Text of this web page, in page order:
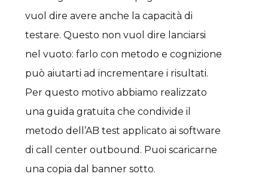
vuol dire avere anche la capacità di
testare. Questo non vuol dire lanciarsi
nel vuoto: farlo con metodo e cognizione
può aiutarti ad incrementare i risultati.
Per questo motivo abbiamo realizzato
una guida gratuita che condivide il
metodo dell’AB test applicato ai software
di call center outbound. Puoi scaricarne
una copia dal banner sotto.